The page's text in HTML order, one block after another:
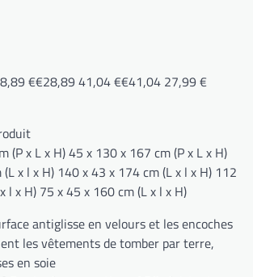
€€28,89 41,04 €€41,04 27,99 €
(P x L x H) 45 x 130 x 167 cm (P x L x H)
x l x H) 140 x 43 x 174 cm (L x l x H) 112
l x H) 75 x 45 x 160 cm (L x l x H)
antiglisse en velours et les encoches
les vêtements de tomber par terre,
en soie